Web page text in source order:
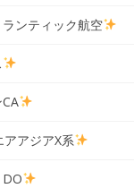
ンティック航空
アアジアX系
DO